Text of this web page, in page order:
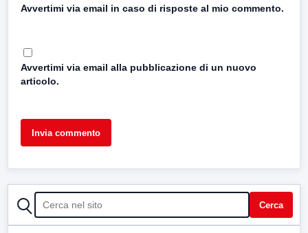
Avvertimi via email in caso di risposte al mio commento.
Avvertimi via email alla pubblicazione di un nuovo
articolo.
CERCA Cerca